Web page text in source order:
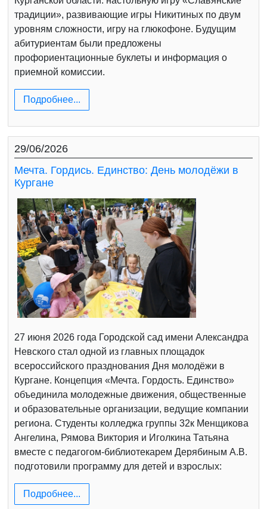
традиции», развивающие игры Никитиных по двум
уровням сложности, игру на глюкофоне. Будущим
абитуриентам были предложены
профориентационные буклеты и информация о
приемной комиссии.
Подробнее...
29/06/2026
Мечта. Гордись. Единство: День молодёжи в
Кургане
27 июня 2026 года Городской сад имени Александра
Невского стал одной из главных площадок
всероссийского празднования Дня молодёжи в
Кургане. Концепция «Мечта. Гордость. Единство»
объединила молодежные движения, общественные
и образовательные организации, ведущие компании
региона. Студенты колледжа группы 32к Менщикова
Ангелина, Рямова Виктория и Иголкина Татьяна
вместе с педагогом-библиотекарем Дерябиным А.В.
подготовили программу для детей и взрослых:
Подробнее...